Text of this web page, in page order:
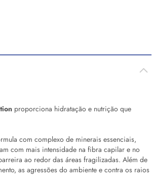
proporciona hidratação e nutrição que
com complexo de minerais essenciais,
com mais intensidade na fibra capilar e no
ao redor das áreas fragilizadas. Além de
as agressões do ambiente e contra os raios